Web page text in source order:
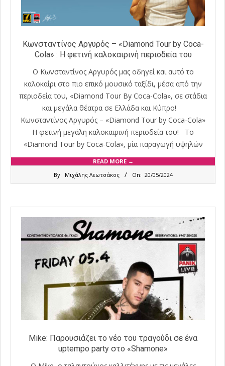
Κωνσταντίνος Αργυρός – «Diamond Tour by Coca-
Cola» : Η φετινή καλοκαιρινή περιοδεία του
Ο Κωνσταντίνος Αργυρός μας οδηγεί και αυτό το
καλοκαίρι στο πιο επικό μουσικό ταξίδι, μέσα από την
περιοδεία του, «Diamond Tour By Coca-Cola», σε στάδια
και μεγάλα θέατρα σε Ελλάδα και Κύπρο!
Κωνσταντίνος Αργυρός – «Diamond Tour by Coca-Cola»
Η φετινή μεγάλη καλοκαιρινή περιοδεία του! Το
«Diamond Tour by Coca-Cola», μία παραγωγή υψηλών
READ MORE →
By: Μιχάλης Λεωτσάκος On: 20/05/2024
Μike: Παρουσιάζει το νέο του τραγούδι σε ένα
uptempo party στο «Shamone»